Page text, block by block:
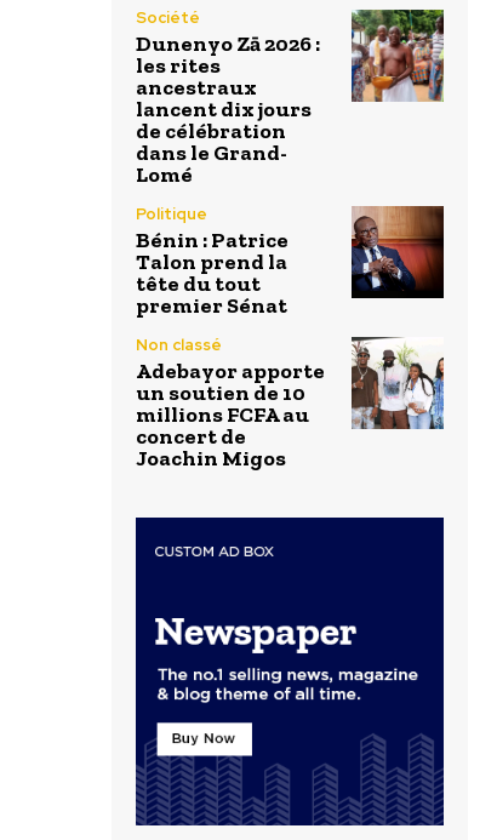
Société
Dunenyo Zā 2026 :
les rites
ancestraux
lancent dix jours
de célébration
dans le Grand-
Lomé
Politique
Bénin : Patrice
Talon prend la
tête du tout
premier Sénat
Non classé
Adebayor apporte
un soutien de 10
millions FCFA au
concert de
Joachin Migos